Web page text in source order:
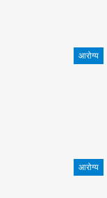
आरोग्य
आरोग्य